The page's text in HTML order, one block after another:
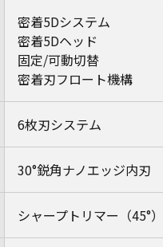
密着5Dシステム
密着5Dヘッド
固定/可動切替
密着刃フロート機構
6枚刃システム
30°鋭角ナノエッジ内刃
シャープトリマー（45°）